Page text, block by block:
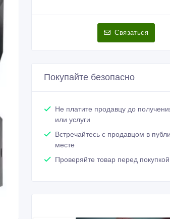
Связаться
Покупайте безопасно
Не платите продавцу до
или услуги
Встречайтесь с продавцом в
месте
Проверяйте товар перед покупкой